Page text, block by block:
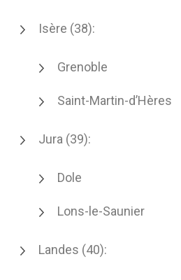
Isère (38):
Grenoble
Saint-Martin-d’Hères
Jura (39):
Dole
Lons-le-Saunier
Landes (40):